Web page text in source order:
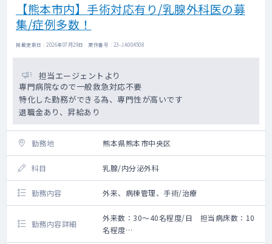
【熊本市内】手術対応有り/乳腺外科医の募
集/症例多数！
掲載更新日 : 2026年07月29日 案件番号 : 23-JA004508
担当エージェントより
専門病院なので一般救急対応不要
特化した勤務ができる為、専門性が高いです
退職金あり、昇給あり
勤務地 熊本県熊本市中央区
科目 乳腺/内分泌外科
勤務内容 外来、病棟管理、手術/治療
勤務内容詳細
外来数：30～40名程度/日 担当病床数：10
名程度
手術数：450件程度/年